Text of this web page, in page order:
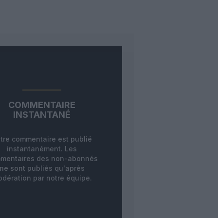
COMMENTAIRE
INSTANTANÉ
commentaire est publié
instantanément. Les
des non-abonnés
sont publiés qu'après
par notre équipe.